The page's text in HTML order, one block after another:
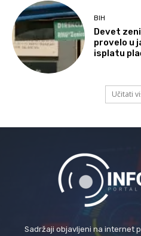
BIH
Devet
provelo u
isplatu
Učitati
Sadržaji objavljeni na internet